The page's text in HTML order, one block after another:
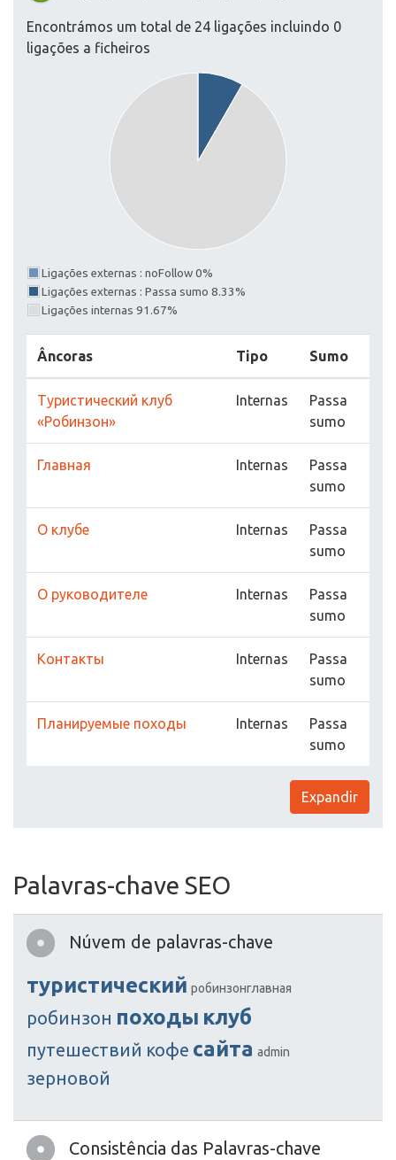
Encontrámos um total de 24 ligações incluindo 0
ligações a ficheiros
Ligações externas : noFollow 0%
Ligações externas : Passa sumo 8.33%
Ligações internas 91.67%
Âncoras Tipo Sumo
Туристический клуб
«Робинзон»
Internas
Passa
sumo
Главная Internas
Passa
sumo
О клубе Internas
Passa
sumo
О руководителе Internas
Passa
sumo
Контакты Internas
Passa
sumo
Планируемые походы Internas
Passa
sumo
Expandir
Palavras-chave SEO
Núvem de palavras-chave
туристический робинзонглавная
робинзон походы клуб
путешествий кофе сайта admin
зерновой
Consistência das Palavras-chave